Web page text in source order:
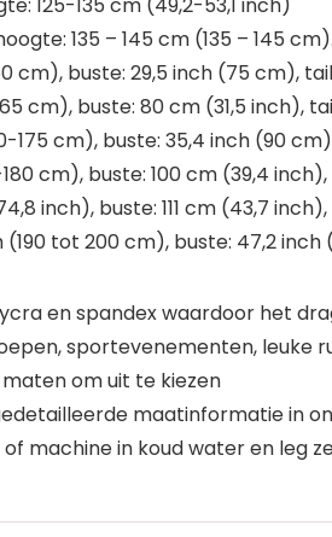
135 – 145 cm (135 – 145 cm).
cm), buste: 29,5 inch (75 cm),
cm), buste: 80 cm (31,5 inch),
175 cm), buste: 35,4 inch (90
cm), buste: 100 cm (39,4
inch), buste: 111 cm (43,7
(190 tot 200 cm), buste: 47,2
en spandex waardoor het
sportevenementen, leuke
om uit te kiezen
maatinformatie in
machine in koud water en leg